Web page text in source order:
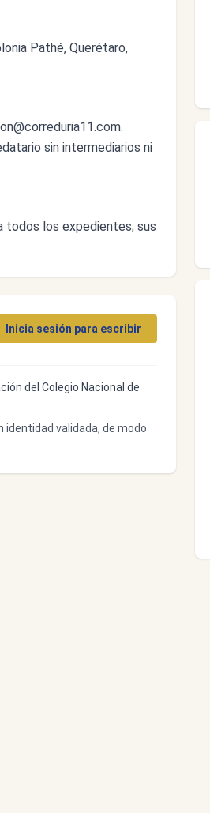
Pathé, Querétaro,
.
sin intermediarios ni
todos los expedientes; sus
Inicia sesión para escribir
del Colegio Nacional de
validada, de modo